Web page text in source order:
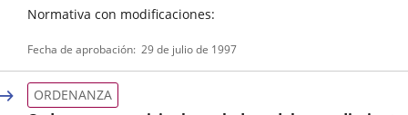
Normativa con modificaciones:
de
normativa
boletin
Fecha de aprobación 29 de julio de 1997
ORDENANZA